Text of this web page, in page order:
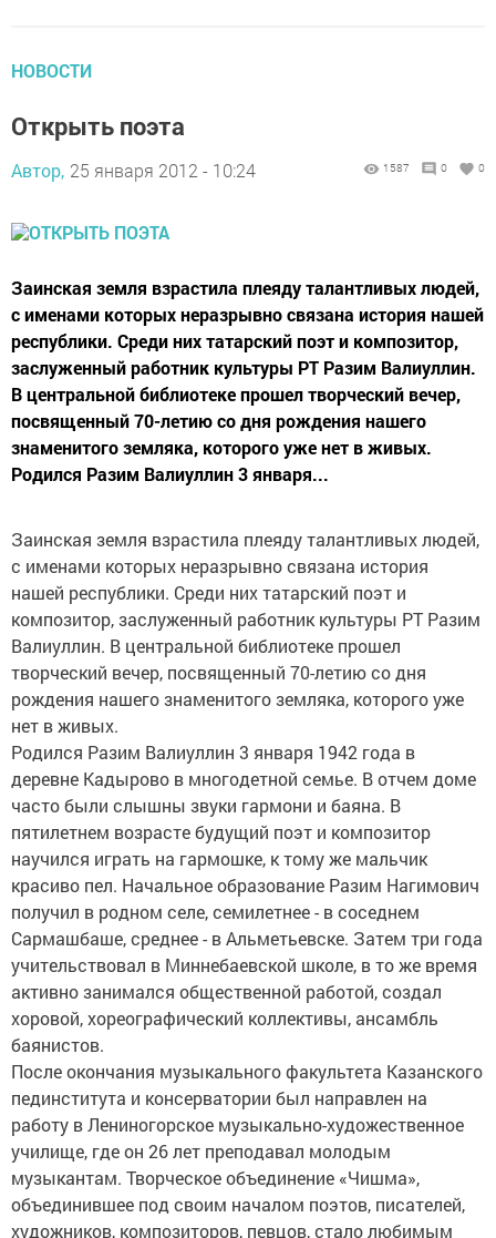
НОВОСТИ
Открыть поэта
Автор, 25 января 2012 - 10:24 1587 0 0
Заинская земля взрастила плеяду талантливых людей,
с именами которых неразрывно связана история нашей
республики. Среди них татарский поэт и композитор,
заслуженный работник культуры РТ Разим Валиуллин.
В центральной библиотеке прошел творческий вечер,
посвященный 70-летию со дня рождения нашего
знаменитого земляка, которого уже нет в живых.
Родился Разим Валиуллин 3 января...
Заинская земля взрастила плеяду талантливых людей,
с именами которых неразрывно связана история
нашей республики. Среди них татарский поэт и
композитор, заслуженный работник культуры РТ Разим
Валиуллин. В центральной библиотеке прошел
творческий вечер, посвященный 70-летию со дня
рождения нашего знаменитого земляка, которого уже
нет в живых.
Родился Разим Валиуллин 3 января 1942 года в
деревне Кадырово в многодетной семье. В отчем доме
часто были слышны звуки гармони и баяна. В
пятилетнем возрасте будущий поэт и композитор
научился играть на гармошке, к тому же мальчик
красиво пел. Начальное образование Разим Нагимович
получил в родном селе, семилетнее - в соседнем
Сармашбаше, среднее - в Альметьевске. Затем три года
учительствовал в Миннебаевской школе, в то же время
активно занимался общественной работой, создал
хоровой, хореографический коллективы, ансамбль
баянистов.
После окончания музыкального факультета Казанского
пединститута и консерватории был направлен на
работу в Лениногорское музыкально-художественное
училище, где он 26 лет преподавал молодым
музыкантам. Творческое объединение «Чишма»,
объединившее под своим началом поэтов, писателей,
художников, композиторов, певцов, стало любимым